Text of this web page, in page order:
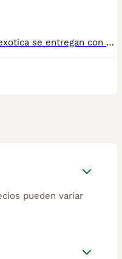
Preciosa camada de América bully micro exotica se entregan con sus vacunas correspondientes a su edad desparasitados y su cartilla y micro chip y pre gistro de pedrigre
pueden variar